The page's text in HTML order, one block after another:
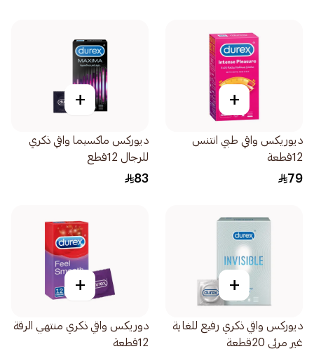
+
ديوريكس واقي طبي انتنس
12قطعة
79
+
ديوركس ماكسيما واقي ذكري
للرجال 12قطع
83
+
ديوركس واقي ذكري رفيع للغاية
غير مرئي 20قطعة
+
دوريكس واقي ذكري منتهي الرقة
12قطعة